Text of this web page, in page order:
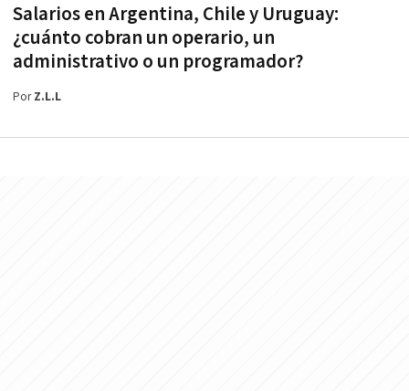
Salarios en Argentina, Chile y Uruguay:
¿cuánto cobran un operario, un
administrativo o un programador?
PorZ.L.L